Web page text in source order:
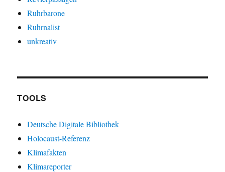
Ruhrbarone
Ruhrnalist
unkreativ
TOOLS
Deutsche Digitale Bibliothek
Holocaust-Referenz
Klimafakten
Klimareporter